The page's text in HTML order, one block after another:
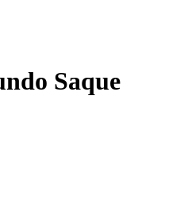
Saque